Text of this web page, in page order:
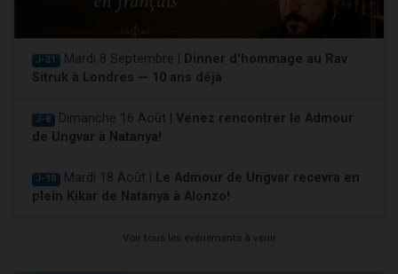
J-31 Mardi 8 Septembre |
Dinner d'hommage au Rav
Sitruk à Londres — 10 ans déjà
J-8 Dimanche 16 Août | Venez rencontrer le Admour
de Ungvar à Natanya!
J-10 Mardi 18 Août |
Le Admour de Ungvar recevra en
plein Kikar de Natanya à Alonzo!
Voir tous les événements à venir